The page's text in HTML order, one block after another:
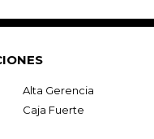
Alta Gerencia
Caja Fuerte